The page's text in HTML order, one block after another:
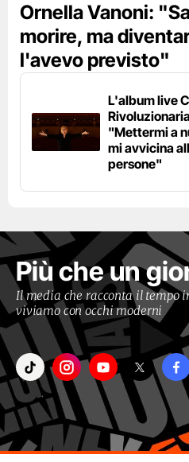
Ornella Vanoni:
morire, ma
l'avevo previsto"
L'album live
"Mettermi a
mi avvicina
persone"
Più che un
Il media che racconta il tempo
viviamo con occhi moderni